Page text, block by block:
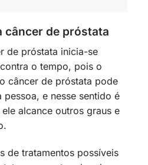
câncer de próstata
de próstata inicia-se
o tempo, pois o
câncer de próstata pode
e nesse sentido é
alcance outros graus e
de tratamentos possíveis